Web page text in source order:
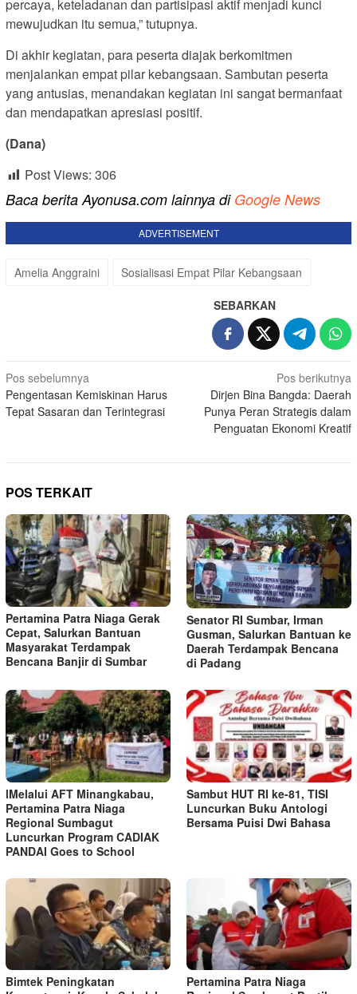
percaya, keteladanan dan partisipasi aktif menjadi kunci
mewujudkan itu semua,” tutupnya.
Di akhir kegiatan, para peserta diajak berkomitmen
menjalankan empat pilar kebangsaan. Sambutan peserta
yang antusias, menandakan kegiatan ini sangat bermanfaat
dan mendapatkan apresiasi positif.
(Dana)
Post Views: 306
Baca berita Ayonusa.com lainnya di Google News
ADVERTISEMENT
Amelia Anggraini Sosialisasi Empat Pilar Kebangsaan
SEBARKAN
Navigasi
pos
Pos sebelumnya
Pengentasan Kemiskinan Harus
Tepat Sasaran dan Terintegrasi
Pos berikutnya
Dirjen Bina Bangda: Daerah
Punya Peran Strategis dalam
Penguatan Ekonomi Kreatif
POS TERKAIT
Pertamina Patra Niaga Gerak
Cepat, Salurkan Bantuan
Masyarakat Terdampak
Bencana Banjir di Sumbar
Senator RI Sumbar, Irman
Gusman, Salurkan Bantuan ke
Daerah Terdampak Bencana
di Padang
lMelalui AFT Minangkabau,
Pertamina Patra Niaga
Regional Sumbagut
Luncurkan Program CADIAK
PANDAI Goes to School
Sambut HUT RI ke-81, TISI
Luncurkan Buku Antologi
Bersama Puisi Dwi Bahasa
Bimtek Peningkatan
Pertamina Patra Niaga